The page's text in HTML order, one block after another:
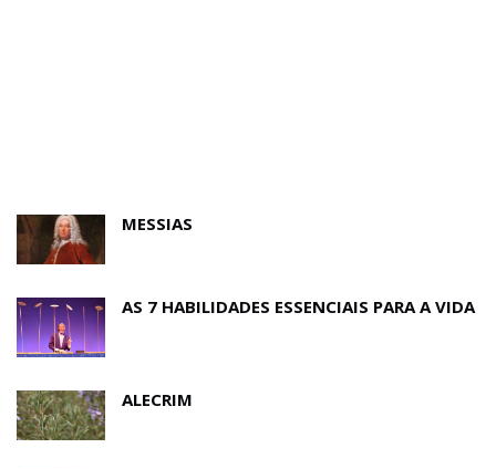
MESSIAS
AS 7 HABILIDADES ESSENCIAIS PARA A VIDA
ALECRIM